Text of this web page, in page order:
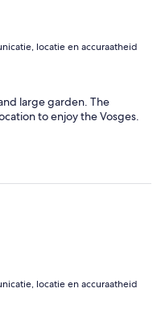
locatie en accuraatheid
large garden. The
to enjoy the Vosges.
locatie en accuraatheid